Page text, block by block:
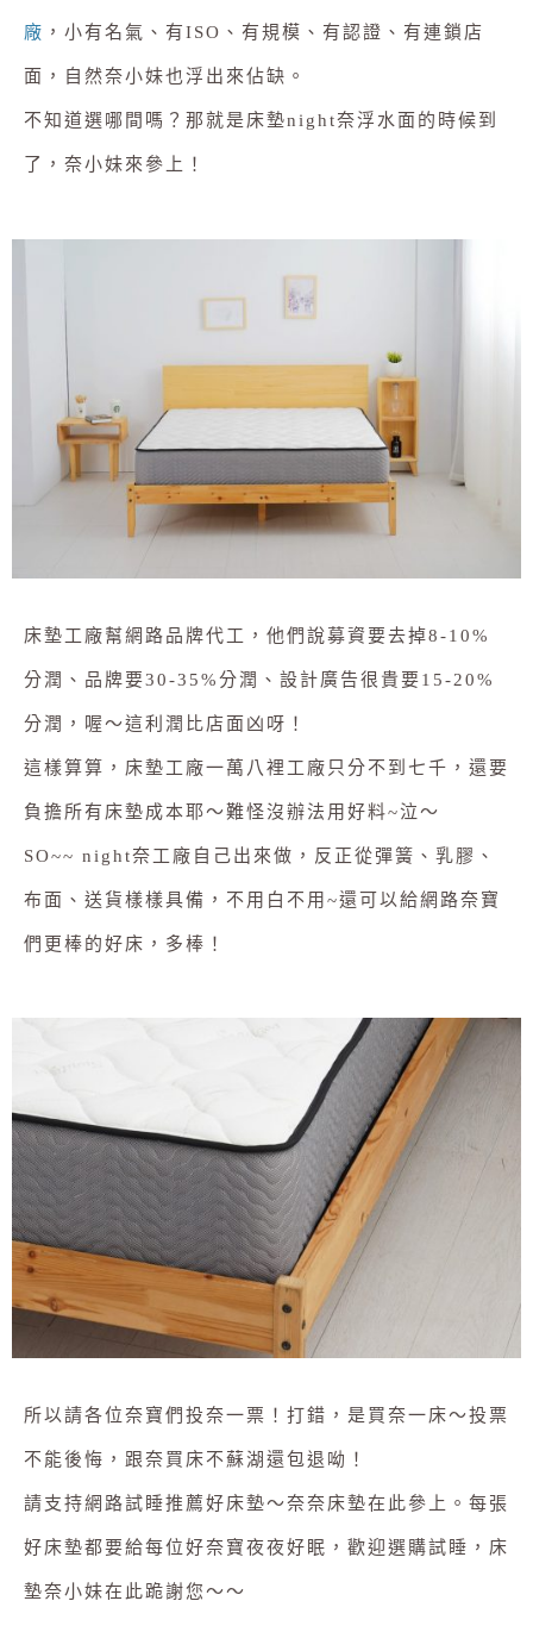
廠 ，小有名氣、有ISO、有規模、有認證、有連鎖店
面，自然奈小妹也浮出來佔缺。
不知道選哪間嗎？那就是床墊night奈浮水面的時候到
了，奈小妹來參上！
床墊工廠幫網路品牌代工，他們說募資要去掉8-10%
分潤、品牌要30-35%分潤、設計廣告很貴要15-20%
分潤，喔～這利潤比店面凶呀！
這樣算算，床墊工廠一萬八裡工廠只分不到七千，還要
負擔所有床墊成本耶～難怪沒辦法用好料~泣～
SO~~ night奈工廠自己出來做，反正從彈簧、乳膠、
布面、送貨樣樣具備，不用白不用~還可以給網路奈寶
們更棒的好床，多棒！
所以請各位奈寶們投奈一票！打錯，是買奈一床～投票
不能後悔，跟奈買床不蘇湖還包退呦！
請支持網路試睡推薦好床墊～奈奈床墊在此參上。每張
好床墊都要給每位好奈寶夜夜好眠，歡迎選購試睡，床
墊奈小妹在此跪謝您～～